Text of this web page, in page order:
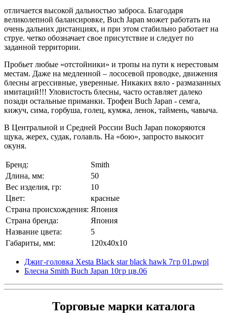
отличается высокой дальностью заброса. Благодаря
великолепной балансировке, Buch Japan может работать на
очень дальних дистанциях, и при этом стабильно работает на
струе. четко обозначает свое присутствие и следует по
заданной территории.
Пробьет любые «отстойники» и тропы на пути к нерестовым
местам. Даже на медленной – лососевой проводке, движения
блесны агрессивные, уверенные. Никаких вяло - размазанных
имитаций!!! Уловистость блесны, часто оставляет далеко
позади остальные приманки. Трофеи Buch Japan - семга,
кижуч, сима, горбуша, голец, кумжа, ленок, таймень, чавыча.
В Центральной и Средней России Buch Japan покоряются
щука, жерех, судак, голавль. На «бою», запросто выкосит
окуня.
Бренд:
Smith
Длина, мм:
50
Вес изделия, гр:
10
Цвет:
красные
Страна происхождения: Япония
Страна бренда:
Япония
Название цвета:
5
Габариты, мм:
120x40x10
Джиг-головка Xesta Black star black hawk 7гр 01.pwpl
Блесна Smith Buch Japan 10гр цв.06
Торговые марки каталога